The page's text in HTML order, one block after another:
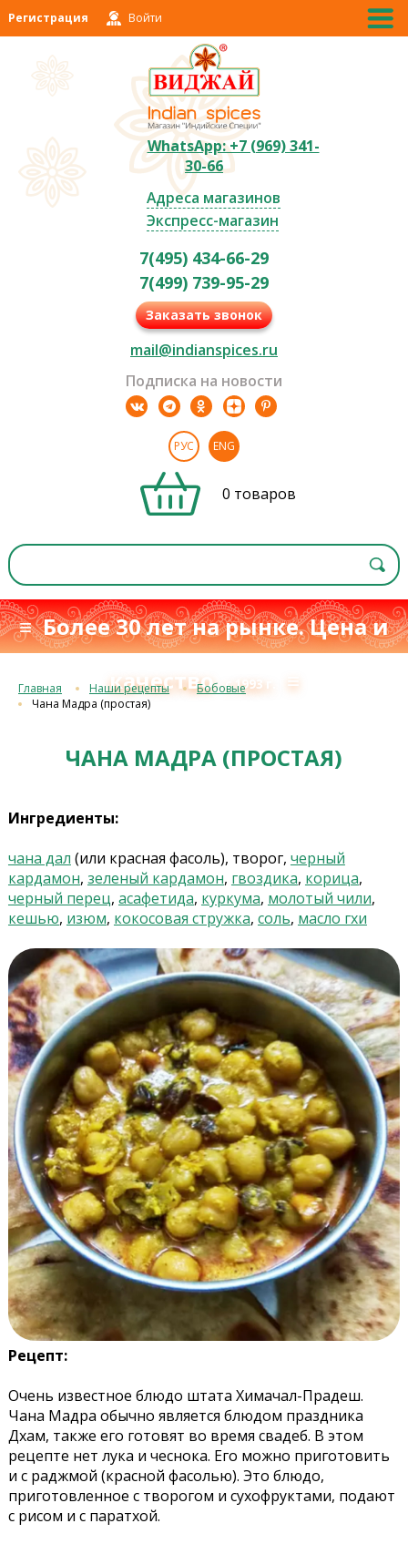
Регистрация Войти
WhatsApp: +7 (969) 341-
30-66
Адреса магазинов
Экспресс-магазин
7(495) 434-66-29
7(499) 739-95-29
Заказать звонок
mail@indianspices.ru
Подписка на новости
РУС ENG
0 товаров
≡ Более 30 лет на рынке. Цена и
качествос 1993 г. ≡
Главная Наши рецепты
Бобовые
Чана Мадра (простая)
ЧАНА МАДРА (ПРОСТАЯ)
Ингредиенты:
чана дал (или красная фасоль), творог, черный
кардамон, зеленый кардамон, гвоздика, корица,
черный перец, асафетида, куркума, молотый чили,
кешью, изюм, кокосовая стружка, соль, масло гхи
Рецепт:
Очень известное блюдо штата Химачал-Прадеш.
Чана Мадра обычно является блюдом праздника
Дхам, также его готовят во время свадеб. В этом
рецепте нет лука и чеснока. Его можно приготовить
и с раджмой (красной фасолью). Это блюдо,
приготовленное с творогом и сухофруктами, подают
с рисом и с паратхой.